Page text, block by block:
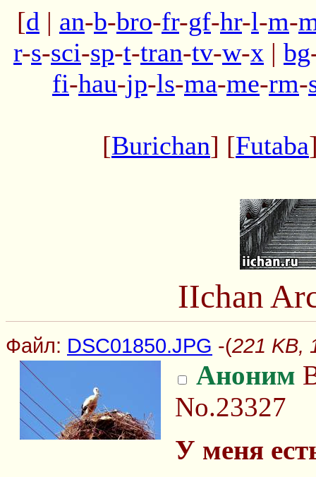
[d | an-b-bro-fr-gf-hr-l-m-
r-s-sci-sp-t-tran-tv-w-x | bg
fi-hau-jp-ls-ma-me-rm-
[Burichan] [Futaba
IIchan
Файл: DSC01850.JPG -(221 KB,
Аноним
No.23327
У меня